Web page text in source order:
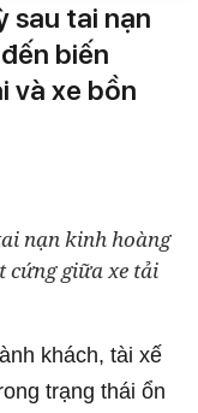
sau tai nạn
biến
và xe bồn
nạn kinh hoàng
cứng giữa xe tải
khách, tài xế
trạng thái ổn